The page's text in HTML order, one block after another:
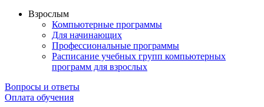
Взрослым
Компьютерные программы
Для начинающих
Профессиональные программы
Расписание учебных групп компьютерных
программ для взрослых
Вопросы и ответы
Оплата обучения